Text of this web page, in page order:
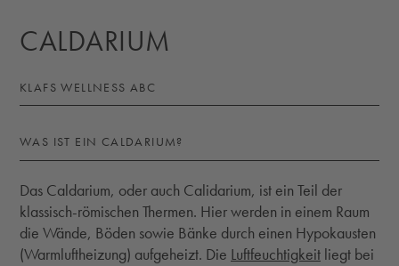
CALDARIUM
KLAFS WELLNESS ABC
WAS IST EIN CALDARIUM?
Das Caldarium, oder auch Calidarium, ist ein Teil der
klassisch-römischen Thermen. Hier werden in einem Raum
die Wände, Böden sowie Bänke durch einen Hypokausten
(Warmluftheizung) aufgeheizt. Die Luftfeuchtigkeit liegt bei